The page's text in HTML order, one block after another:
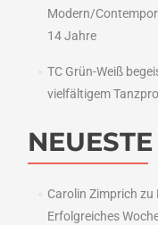
Modern/
14 Jahre
TC Grün-Weiß
vielfältigem
Carolin Zimprich zu
Erfolgreiches